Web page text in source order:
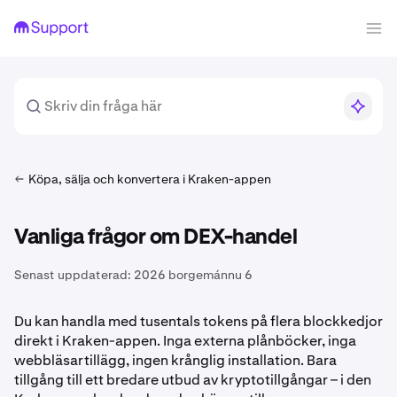
Köpa, sälja och konvertera i Kraken-appen
Vanliga frågor om DEX-handel
Senast uppdaterad: 2026 borgemánnu 6
Du kan handla med tusentals tokens på flera blockkedjor
direkt i Kraken-appen. Inga externa plånböcker, inga
webbläsartillägg, ingen krånglig installation. Bara
tillgång till ett bredare utbud av kryptotillgångar – i den